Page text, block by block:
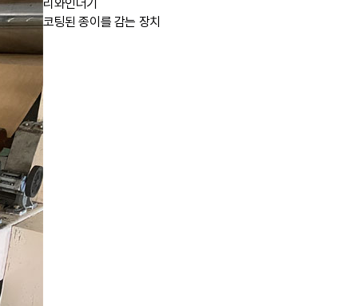
리와인더기
코팅된 종이를 감는 장치